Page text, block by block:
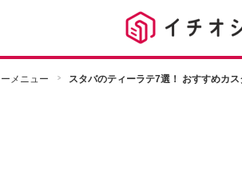
メニュー スタバのティーラテ7選！ おすすめカ